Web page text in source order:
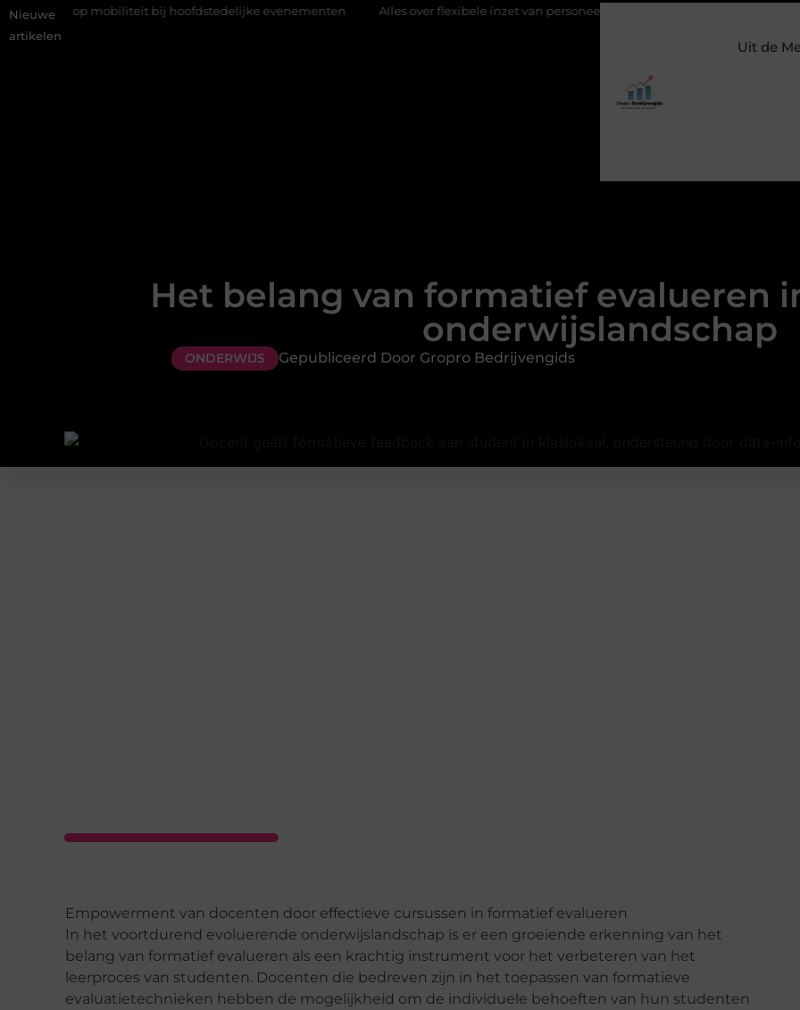
Nieuwe
artikelen
mobiliteit bij hoofdstedelijke evenementen Alles over flexibele inzet van personeel Staalconstructiebedrijf Molenschot:
Uit de
Het belang van formatief evalueren
onderwijslandschap
ONDERWIJS Gepubliceerd Door Gropro Bedrijvengids
Empowerment van docenten door effectieve cursussen in formatief evalueren
In het voortdurend evoluerende onderwijslandschap is er een groeiende erkenning van het
belang van formatief evalueren als een krachtig instrument voor het verbeteren van het
leerproces van studenten. Docenten die bedreven zijn in het toepassen van formatieve
evaluatietechnieken hebben de mogelijkheid om de individuele behoeften van hun studenten